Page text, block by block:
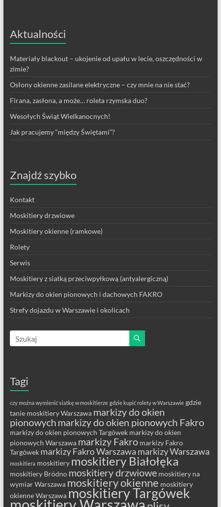
Aktualności
Materiały blackout – ukojenie od upału w lecie, oszczędności w
zimie?
Osłony okienne zasilane elektryczne – czy mnie na nie stać?
Firana, zasłona, a może… roleta rzymska duo?
Wesołych Świąt Wielkanocnych!
Jak pracujemy “między Świętami”?
Znajdź szybko
Kontakt
Moskitiery drzwiowe
Moskitiery okienne (ramkowe)
Rolety
Serwis
Moskitiery z siatką przeciwpyłkową (antyalergiczną)
Markizy do okien pionowych i dachowych FAKRO
Strefy dojazdu w Warszawie i okolicach
Tagi
czy można wymienić siatkę w moskitierze gdzie kupić rolety w Warszawie gdzie
tanie moskitiery Warszawa markizy do okien
pionowych markizy do okien pionowych Fakro
markizy do okien pionowych Targówek markizy do okien
pionowych Warszawa markizy Fakro markizy Fakro
Targówek markizy Fakro Warszawa markizy Warszawa
moskitiera moskitiery moskitiery Białołęka
moskitiery Bródno moskitiery drzwiowe moskitiery na
wymiar Warszawa moskitiery okienne moskitiery
okienne Warszawa moskitiery Targówek